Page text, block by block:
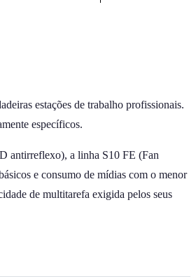
estações de trabalho profissionais.
específicos.
antirreflexo), a linha S10 FE (Fan
e consumo de mídias com o menor
de multitarefa exigida pelos seus